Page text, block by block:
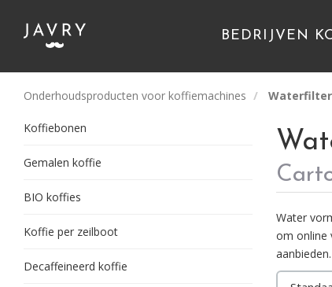
BEDRIJVEN
Onderhoudsproducten voor koffiemachines
Koffiebonen
Gemalen koffie
BIO koffies
Koffie per zeilboot
Decaffeineerd koffie
Water
om online